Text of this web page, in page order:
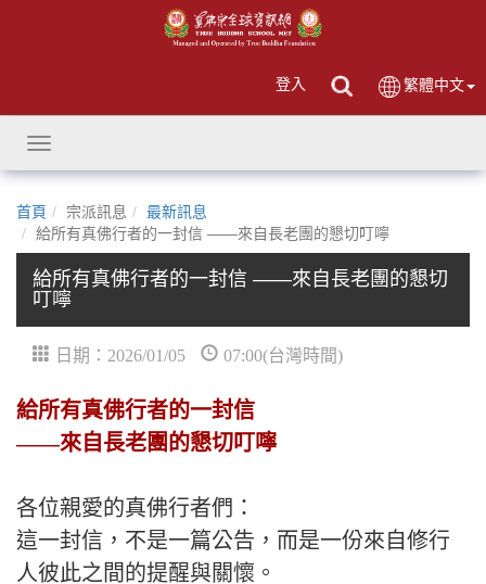
登入 繁體中文
Toggle
navigation
首頁 宗派訊息
最新訊息
給所有真佛行者的一封信 ——來自長老團的懇切叮嚀
給所有真佛行者的一封信 ——來自長老團的懇切
叮嚀
日期：2026/01/05 07:00(台灣時間)
給所有真佛行者的一封信
——來自長老團的懇切叮嚀
各位親愛的真佛行者們：
這一封信，不是一篇公告，而是一份來自修行
人彼此之間的提醒與關懷。